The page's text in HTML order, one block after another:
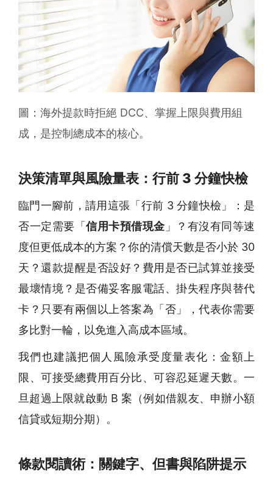
圖：海外提款時拒絕 DCC、掌握上限與費用組
成，是控制總成本的核心。
決策清單與風險量表：行前 3 分鐘快檢
臨門一腳前，請用這張「行前 3 分鐘快檢」：是
否一定需要「 信用卡預借現金」？有沒有同等速
度但更低成本的方案？你的清償天數是否小於 30
天？還款提醒是否設好？費用是否已試算並接受
最壞情境？是否備妥客服電話、掛失程序與替代
卡？只要有兩個以上答案為「否」，代表你需要
多比對一輪，以免進入高成本區域。
我們也建議把個人風險承受度量表化：金額上
限、可接受總費用百分比、可容忍延遲天數。一
旦超過上限就啟動 B 案（例如借親友、申辦小額
信貸或短期分期）。
條款閱讀術：關鍵字、但書與陷阱提示